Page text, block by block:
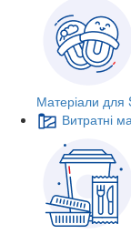
Матеріали для
Витратні